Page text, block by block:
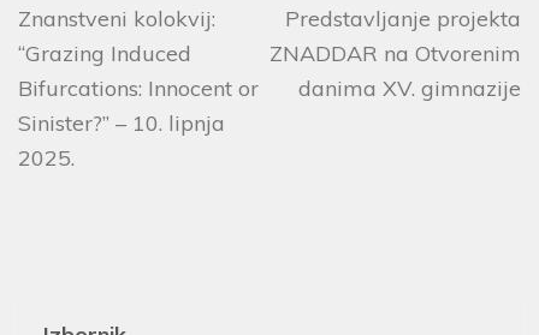
Znanstveni kolokvij:
“Grazing Induced
Bifurcations: Innocent or
Sinister?” – 10. lipnja
2025.
Predstavljanje projekta
ZNADDAR na Otvorenim
danima XV. gimnazije